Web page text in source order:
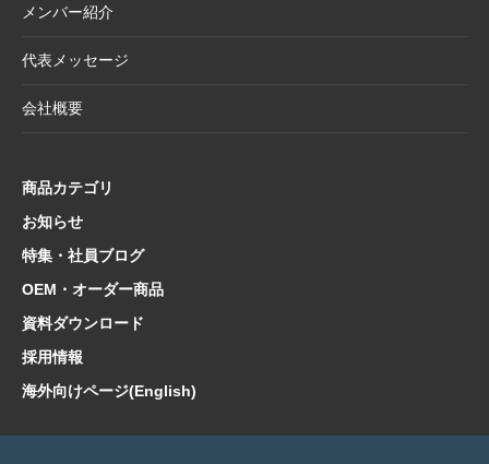
2025.3.14
2025.2.5
在庫限り終了商品のお知らせ【色紙 コットン
紙・型もの】
2025.1.21
【新商品案内】海外でも人気！和の魅力たっ
2025.1.10
【新商品案内】日本文化の粋を集めた心惹か
れるご朱印帳コレクション
メンバー紹介
代表メッセージ
会社概要
商品カテゴリ
お知らせ
特集・社員ブログ
OEM・オーダー商品
資料ダウンロード
採用情報
海外向けページ(English)